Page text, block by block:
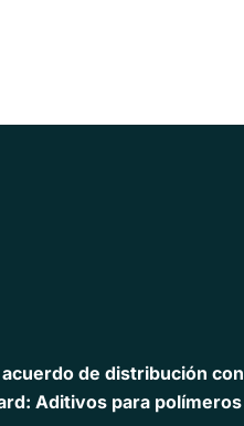
de distribución con
Aditivos para polímeros